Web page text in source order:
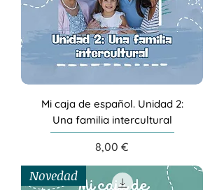
Mi caja de español. Unidad 2:
Una familia intercultural
Precio
8,00 €
Novedad